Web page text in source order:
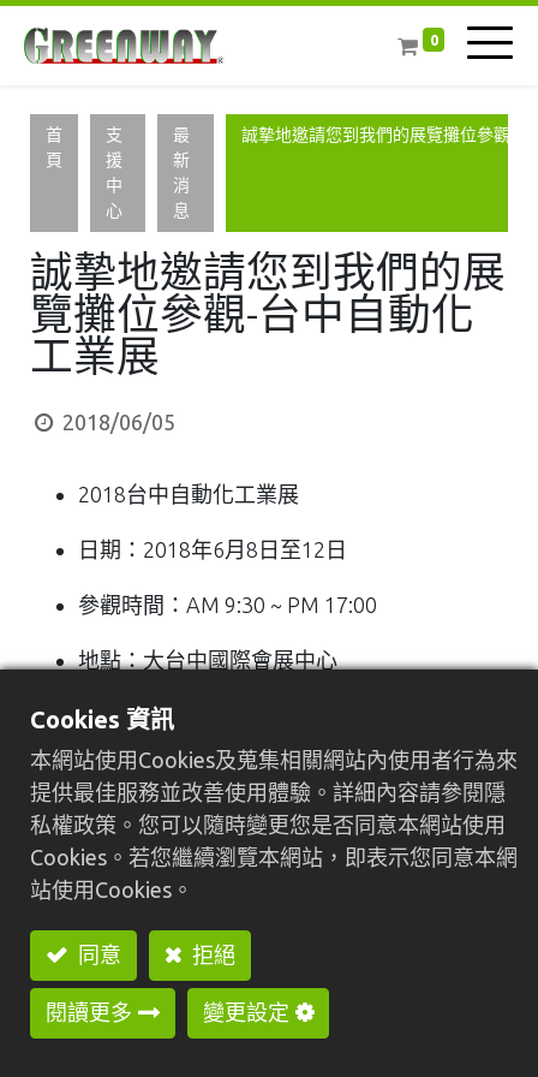
0
首
頁
支
援
中
心
最
新
消
息
誠摯地邀請您到我們的展覽攤位參觀-
誠摯地邀請您到我們的展
覽攤位參觀-台中自動化
工業展
2018/06/05
2018台中自動化工業展
日期：2018年6月8日至12日
參觀時間：AM 9:30 ~ PM 17:00
地點：大台中國際會展中心
地址：台中市烏日區高鐵五路161號
攤位號碼：0248
展出機型：HC-30N數控車床、JYN-42數控車
床搭配機械手、HC-30專用機、JY-1525EL自
動車床
Cookies 資訊
本網站使用Cookies及蒐集相關網站內使用者行為來
提供最佳服務並改善使用體驗。詳細內容請參閱隱
私權政策。您可以隨時變更您是否同意本網站使用
Cookies。若您繼續瀏覽本網站，即表示您同意本網
站使用Cookies。
同意 拒絕
閱讀更多 變更設定